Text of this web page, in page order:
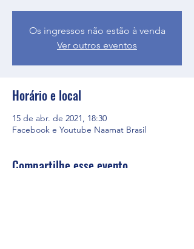
Os ingressos não estão à venda
Ver outros eventos
Horário e local
15 de abr. de 2021, 18:30
Facebook e Youtube Naamat Brasil
Compartilhe esse evento